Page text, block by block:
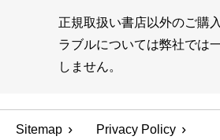
正規取扱い書店以外のご購
ラブルについては弊社では
しません。
Sitemap Privacy Policy